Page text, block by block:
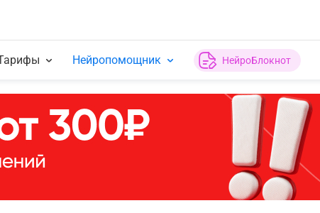
Нейропомощник НейроБлокнот